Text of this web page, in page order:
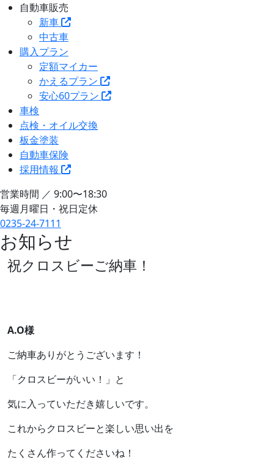
自動車販売
新車
中古車
購入プラン
定額マイカー
かえるプラン
安心60プラン
車検
点検・オイル交換
板金塗装
自動車保険
採用情報
営業時間 ／ 9:00〜18:30
毎週月曜日・祝日定休
0235-24-7111
お知らせ
祝クロスビーご納車！
A.O様
ご納車ありがとうございます！
「クロスビーがいい！」と
気に入っていただき嬉しいです。
これからクロスビーと楽しい思い出を
たくさん作ってくださいね！